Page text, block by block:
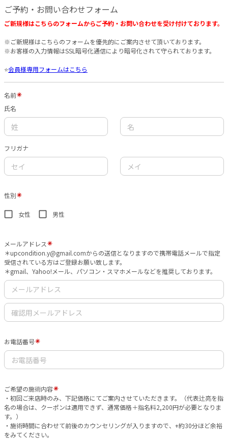
ご予約・お問い合わせフォーム
ご新規様はこちらのフォームからご予約・お問い合わせを受け付けております。
※ご新規様はこちらのフォームを優先的にご案内させて頂いております。
※お客様の入力情報はSSL暗号化通信により暗号化されて守られております。
⭐️会員様専用フォームはこちら
名前
氏名
フリガナ
性別
女性 男性
メールアドレス
＊upcondition.y@gmail.comからの送信となりますので携帯電話メールで指定
受信されている方はご登録お願い致します。
＊gmail、Yahoo!メール、パソコン・スマホメールなどを推奨しております。
お電話番号
ご希望の施術内容
・初回ご来店時のみ、下記価格にてご案内させていただきます。（代表辻亮を指
名の場合は、クーポンは適用できず、通常価格＋指名料2,200円が必要となりま
す。）
・施術時間に合わせて前後のカウンセリングが入りますので、+約30分ほど余裕
をみてください。